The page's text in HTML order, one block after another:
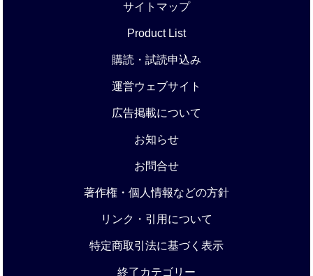
サイトマップ
Product List
購読・試読申込み
運営ウェブサイト
広告掲載について
お知らせ
お問合せ
著作権・個人情報などの方針
リンク・引用について
特定商取引法に基づく表示
終了カテゴリー